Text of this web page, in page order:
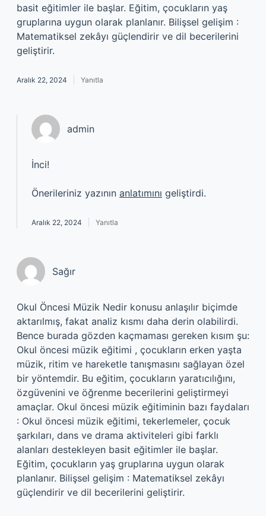
basit eğitimler ile başlar. Eğitim, çocukların yaş
gruplarına uygun olarak planlanır. Bilişsel gelişim :
Matematiksel zekâyı güçlendirir ve dil becerilerini
geliştirir.
Aralık 22, 2024 Yanıtla
admin
İnci!
Önerileriniz yazının anlatımını geliştirdi.
Aralık 22, 2024 Yanıtla
Sağır
Okul Öncesi Müzik Nedir konusu anlaşılır biçimde
aktarılmış, fakat analiz kısmı daha derin olabilirdi.
Bence burada gözden kaçmaması gereken kısım şu:
Okul öncesi müzik eğitimi , çocukların erken yaşta
müzik, ritim ve hareketle tanışmasını sağlayan özel
bir yöntemdir. Bu eğitim, çocukların yaratıcılığını,
özgüvenini ve öğrenme becerilerini geliştirmeyi
amaçlar. Okul öncesi müzik eğitiminin bazı faydaları
: Okul öncesi müzik eğitimi, tekerlemeler, çocuk
şarkıları, dans ve drama aktiviteleri gibi farklı
alanları destekleyen basit eğitimler ile başlar.
Eğitim, çocukların yaş gruplarına uygun olarak
planlanır. Bilişsel gelişim : Matematiksel zekâyı
güçlendirir ve dil becerilerini geliştirir.